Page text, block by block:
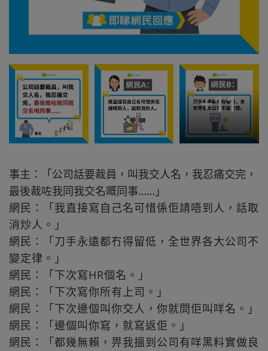
+11
事主：「公司話要裁員，叫我交人名，我忍痛交完，
最後裁咗我同我交名嘅同事……」
網民：「我直接寫自己名可惜係佢請唔到人，話取
消炒人。」
網民：「刀手永遠都冇得留低，全世界各大公司不
變定律。」
網民：「下次寫HR個名。」
網民：「下次寫你所有上司。」
網民：「下次邊個叫你交人，你就問佢叫咩名。」
網民：「邊個叫你寫，就寫返佢。」
網民：「都幾無賴，畀我搵到公司有咩黑料實做良